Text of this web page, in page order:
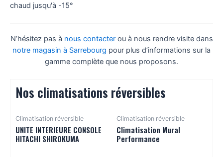
chaud jusqu'à -15°
N’hésitez pas à nous contacterou à nous rendre visite dans
notre magasin à Sarrebourg pour plus d’informations sur la
gamme complète que nous proposons.
Nos climatisations réversibles
Climatisation réversible
UNITE INTERIEURE CONSOLE
HITACHI SHIROKUMA
Climatisation réversible
Climatisation Mural
Performance